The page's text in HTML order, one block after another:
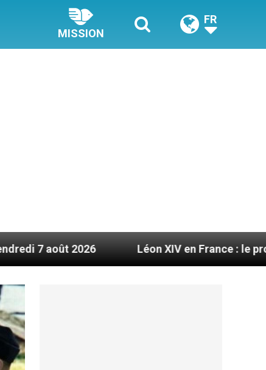
MISSION
FR
Léon XIV en France : le programme détaillé